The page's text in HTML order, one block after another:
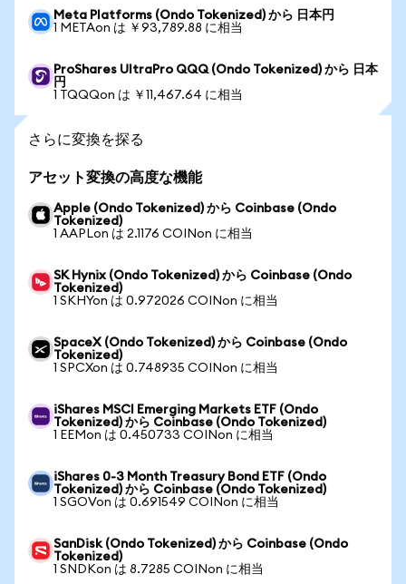
Meta Platforms (Ondo Tokenized) から 日本円
1 METAon は ￥93,789.88 に相当
ProShares UltraPro QQQ (Ondo Tokenized) から 日本
円
1 TQQQon は ￥11,467.64 に相当
さらに変換を探る
アセット変換の高度な機能
Apple (Ondo Tokenized) から Coinbase (Ondo
Tokenized)
1 AAPLon は 2.1176 COINon に相当
SK Hynix (Ondo Tokenized) から Coinbase (Ondo
Tokenized)
1 SKHYon は 0.972026 COINon に相当
SpaceX (Ondo Tokenized) から Coinbase (Ondo
Tokenized)
1 SPCXon は 0.748935 COINon に相当
iShares MSCI Emerging Markets ETF (Ondo
Tokenized) から Coinbase (Ondo Tokenized)
1 EEMon は 0.450733 COINon に相当
iShares 0-3 Month Treasury Bond ETF (Ondo
Tokenized) から Coinbase (Ondo Tokenized)
1 SGOVon は 0.691549 COINon に相当
SanDisk (Ondo Tokenized) から Coinbase (Ondo
Tokenized)
1 SNDKon は 8.7285 COINon に相当